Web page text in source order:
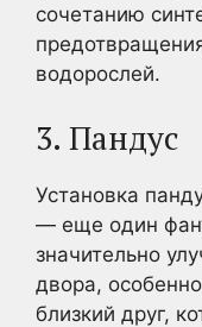
сочетанию
водорослей.
3. Пандус
Установка
— еще один
значительно
двора,
близкий друг,